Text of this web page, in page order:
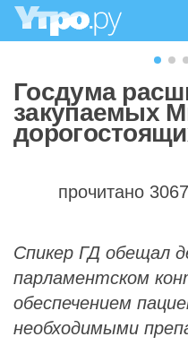
Госдума
закупаемых
прочитано
Спикер ГД обещал
парламентском
обеспечением
необходимыми